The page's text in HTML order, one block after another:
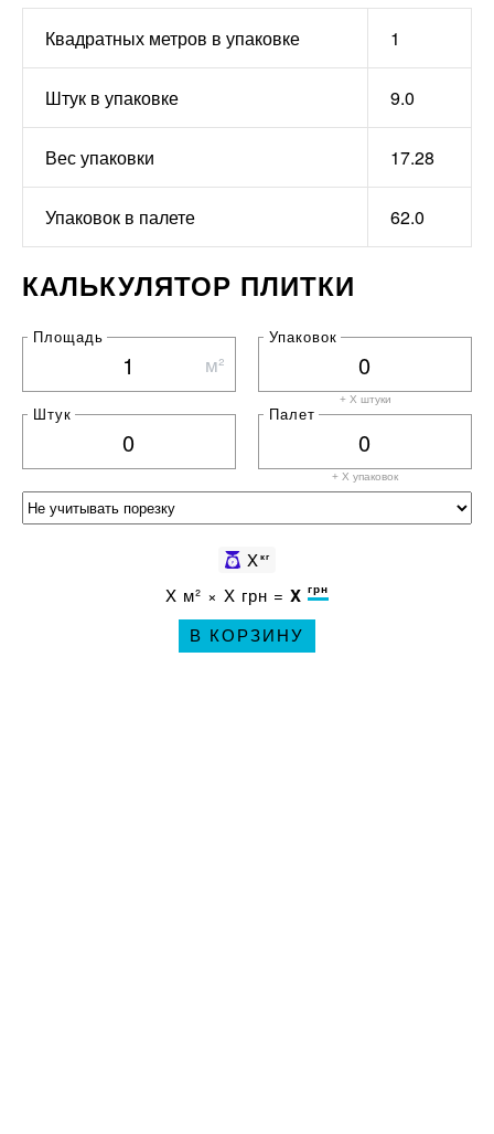
Квадратных метров в упаковке 1
Штук в упаковке 9.0
Вес упаковки 17.28
Упаковок в палете 62.0
КАЛЬКУЛЯТОР ПЛИТКИ
Площадь
м²
Упаковок
+ X штуки
Штук Палет
+ X упаковок
Xкг
X м² × X грн = X грн
В КОРЗИНУ